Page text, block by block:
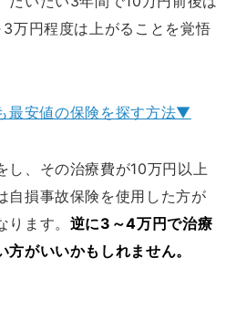
万円程度は上がることを覚悟
最安値の保険を探す方法▼
し、その治療費が10万円以上
自損事故保険を使用した方が
ます。 逆に3～4万円で治療
がいいかもしれません。